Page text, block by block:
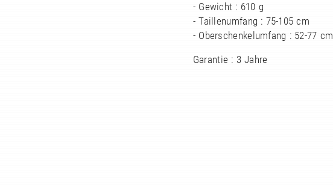
- Gewicht : 610 g
- Taillenumfang : 75-105 cm
- Oberschenkelumfang : 52-77 cm
Garantie : 3 Jahre